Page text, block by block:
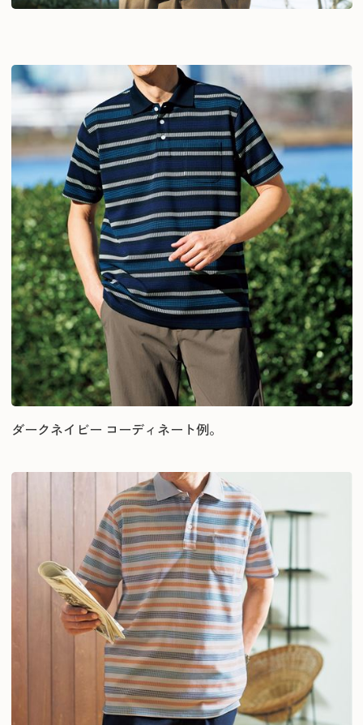
ダークネイビー コーディネート例。